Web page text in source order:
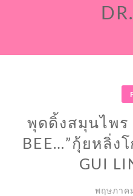
พุดดิ้งสมุนไพร
BEE…”กุ้ยหลิ่งโ
GUI
พฤษภาค